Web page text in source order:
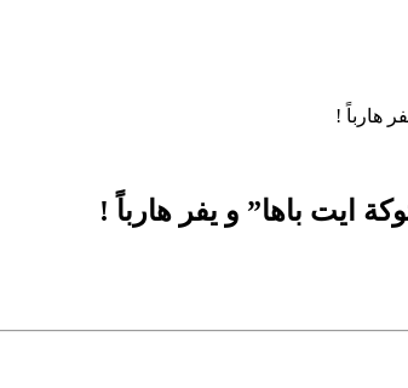
هارباً !
ايت باها” و يفر هارباً !